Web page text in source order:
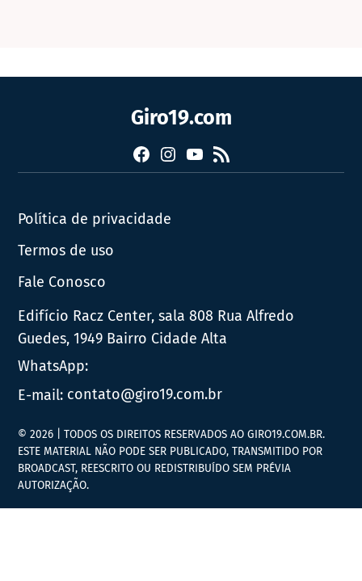
Giro19.com
FacebookInstagram
YouTube
RSS
Política de privacidade
Termos de uso
Fale Conosco
Edifício Racz Center, sala 808 Rua Alfredo
Guedes, 1949 Bairro Cidade Alta
WhatsApp:
E-mail: contato@giro19.com.br
© 2026 | TODOS OS DIREITOS RESERVADOS AO GIRO19.COM.BR.
ESTE MATERIAL NÃO PODE SER PUBLICADO, TRANSMITIDO POR
BROADCAST, REESCRITO OU REDISTRIBUÍDO SEM PRÉVIA
AUTORIZAÇÃO.